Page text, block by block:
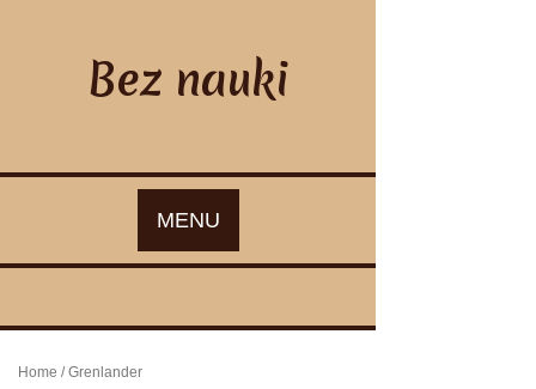
Bez nauki
MENU
Home / Grenlander